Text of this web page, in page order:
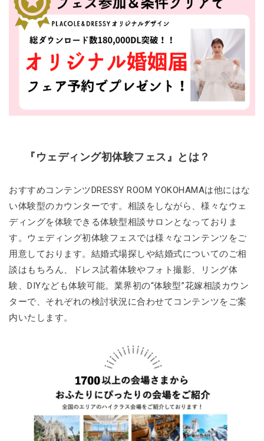
『ウェディング初体験フェス』とは？
おすすめコンテンツDRESSY ROOM YOKOHAMAは他にはな
い体験型のカウンターです。相談をしながら、様々なウェ
ディングを体験できる体験型相談サロンとなっておりま
す。ウェディング初体験フェスでは様々なコンテンツをご
用意しております。結婚式場探しや結婚式についてのご相
談はもちろん、ドレス試着体験やフォト撮影、リング体
験、DIYなども体験可能。業界初の“体験型”花嫁相談カウン
ターで、それぞれの検討状況に合わせてコンテンツをご案
内いたします。